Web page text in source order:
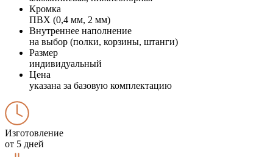
Кромка
ПВХ (0,4 мм, 2 мм)
Внутреннее наполнение
на выбор (полки, корзины, штанги)
Размер
индивидуальный
Цена
указана за базовую комплектацию
Изготовление
от 5 дней